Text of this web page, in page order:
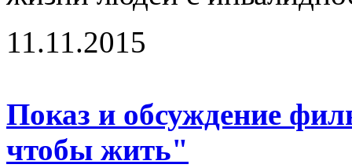
11.11.2015
Показ и обсуждение
чтобы жить"